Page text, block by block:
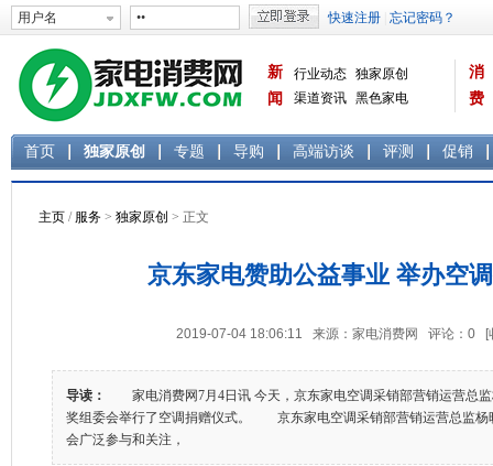
新
闻
行业动态 独家原创
渠道资讯 黑色家电
消
费
首页 独家原创 专题 导购 高端访谈 评测 促销
主页 / 服务 > 独家原创 > 正文
京东家电赞助公益事业 举办空
2019-07-04 18:06:11 来源：家电消费网 评论： 0 [
导读：
家电消费网7月4日讯 今天，京东家电空调采销部营销运营总监
奖组委会举行了空调捐赠仪式。 京东家电空调采销部营销运营总监杨
会广泛参与和关注，